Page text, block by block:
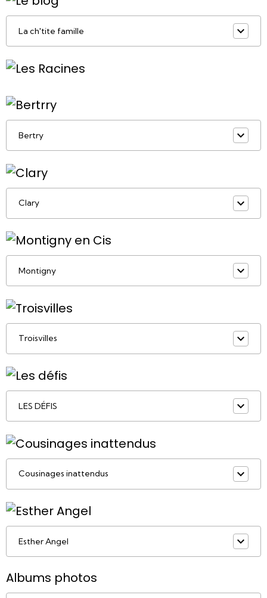
La ch'tite famille
Bertry
Clary
Montigny
Troisvilles
LES DÉFIS
Cousinages inattendus
Esther Angel
Albums photos